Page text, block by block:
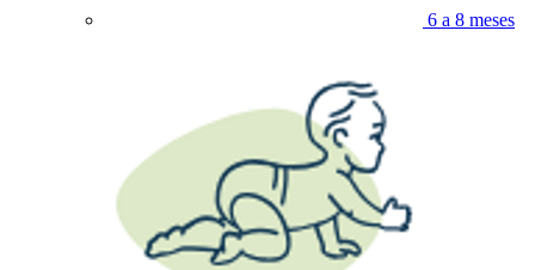
6 a 8 meses